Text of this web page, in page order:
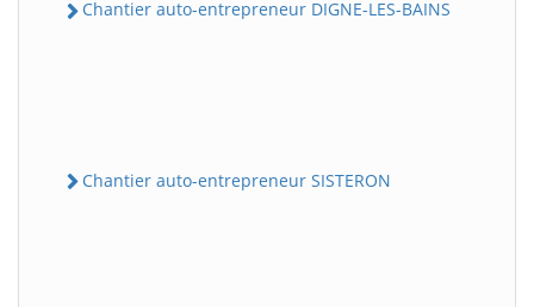
Chantier auto-entrepreneur DIGNE-LES-BAINS
Chantier auto-entrepreneur SISTERON